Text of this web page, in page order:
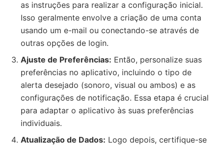
as instruções para realizar a configuração inicial.
Isso geralmente envolve a criação de uma conta
usando um e-mail ou conectando-se através de
outras opções de login.
Ajuste de Preferências: Então, personalize suas
preferências no aplicativo, incluindo o tipo de
alerta desejado (sonoro, visual ou ambos) e as
configurações de notificação. Essa etapa é crucial
para adaptar o aplicativo às suas preferências
individuais.
Atualização de Dados: Logo depois, certifique-se